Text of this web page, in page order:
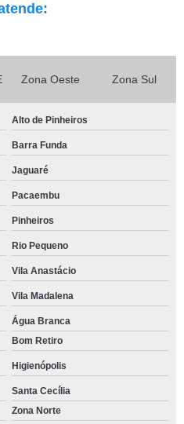
Zona Oeste Zona Sul
Alto de Pinheiros
Barra Funda
Jaguaré
Pacaembu
Pinheiros
Rio Pequeno
Vila Anastácio
Vila Madalena
Água Branca
Bom Retiro
Higienópolis
Santa Cecília
Zona Norte